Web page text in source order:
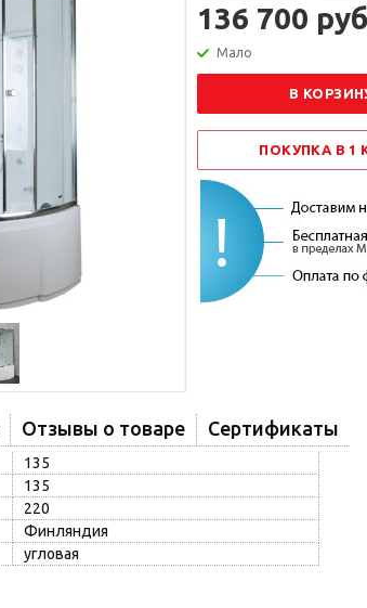
136 700
Мало
В
ПОКУПКА В 1
Отзывы о товаре Сертификаты
135
135
220
Финляндия
угловая